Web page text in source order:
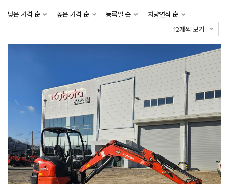
낮은 가격 순 높은 가격 순 등록일 순
차량연식 순
12개씩 보기